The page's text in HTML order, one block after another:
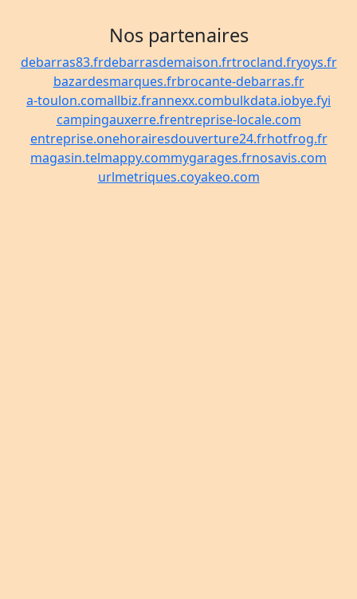
Nos partenaires
debarras83.frdebarrasdemaison.frtrocland.fryoys.fr
bazardesmarques.frbrocante-debarras.fr
a-toulon.comallbiz.frannexx.combulkdata.iobye.fyi
campingauxerre.frentreprise-locale.com
entreprise.onehorairesdouverture24.frhotfrog.fr
magasin.telmappy.commygarages.frnosavis.com
urlmetriques.coyakeo.com